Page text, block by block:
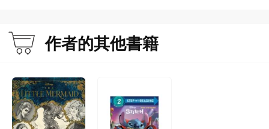
作者的其他書籍